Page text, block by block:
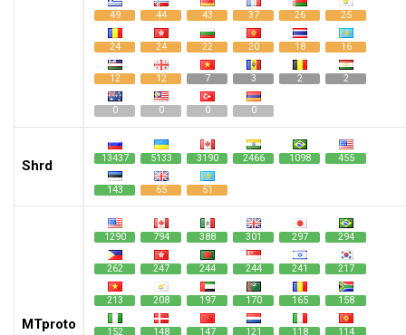
49 44 43 37 26 25
24 24 22 20 18 16
12 12 7 3 2 2
0 0 0 0
Shrd 13437 5133 3190 2466 1098 455
143 65 51
MTproto
1290 794 388 301 297 294
262 247 244 244 241 217
213 208 197 170 165 158
152 148 147 121 118 114